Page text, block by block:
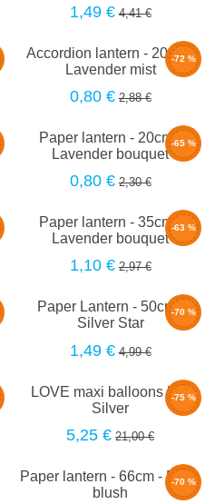
1,49 € 4,41 €
-72 %
Accordion lantern - 20cm -
Lavender mist
0,80 € 2,88 €
-65 %
Paper lantern - 20cm -
Lavender bouquet
0,80 € 2,30 €
-63 %
Paper lantern - 35cm -
Lavender bouquet
1,10 € 2,97 €
-70 %
Paper Lantern - 50cm -
Silver Star
1,49 € 4,99 €
-75 %
LOVE maxi balloons kit -
Silver
5,25 € 21,00 €
-70 %
Paper lantern - 66cm - Rose
blush